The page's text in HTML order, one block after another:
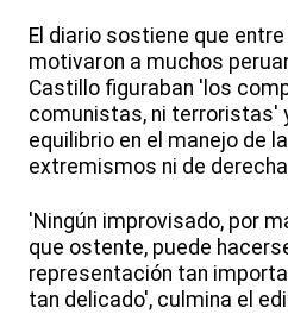
El diario sostiene que
motivaron a muchos
Castillo figuraban 'los
comunistas, ni terroristas'
equilibrio en el manejo de
extremismos ni de
'Ningún improvisado, por
que ostente, puede
representación tan
tan delicado', culmina el